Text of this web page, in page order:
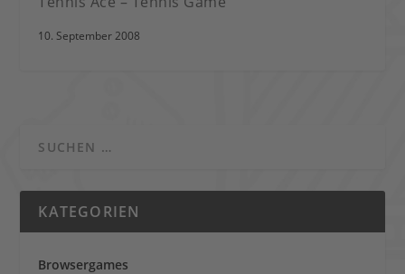
10. September 2008
KATEGORIEN
Browsergames